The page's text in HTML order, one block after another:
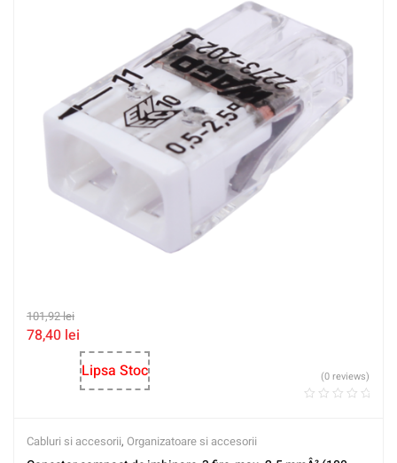
101,92lei
78,40 lei
Lipsa Stoc
(0 reviews)
Cabluri si accesorii, Organizatoare si accesorii